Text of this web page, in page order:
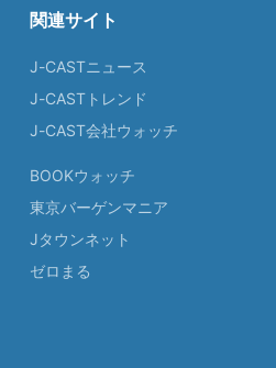
関連サイト
J-CASTニュース
J-CASTトレンド
J-CAST会社ウォッチ
BOOKウォッチ
東京バーゲンマニア
Jタウンネット
ゼロまる